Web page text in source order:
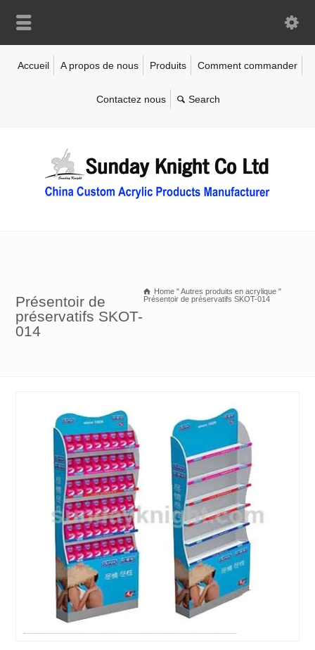
Accueil A propos de nous Produits Comment commander
Contactez nous
Présentoir de
préservatifs SKOT-
014
Home "Autres produits en acrylique "
Présentoir de préservatifs SKOT-014